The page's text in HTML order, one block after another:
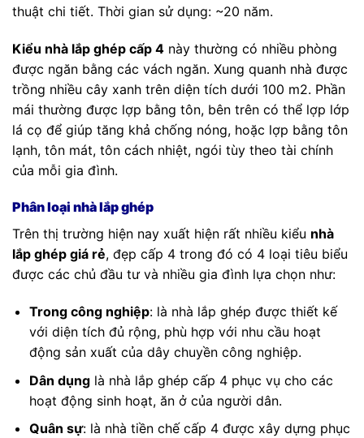
thuật chi tiết. Thời gian sử dụng: ~20 năm.
Kiểu nhà lắp ghép cấp 4 này thường có nhiều phòng
được ngăn bằng các vách ngăn. Xung quanh nhà được
trồng nhiều cây xanh trên diện tích dưới 100 m2. Phần
mái thường được lợp bằng tôn, bên trên có thể lợp lớp
lá cọ để giúp tăng khả chống nóng, hoặc lợp bằng tôn
lạnh, tôn mát, tôn cách nhiệt, ngói tùy theo tài chính
của mỗi gia đình.
Phân loại nhà lắp ghép
Trên thị trường hiện nay xuất hiện rất nhiều kiểu nhà
lắp ghép giá rẻ, đẹp cấp 4 trong đó có 4 loại tiêu biểu
được các chủ đầu tư và nhiều gia đình lựa chọn như:
Trong công nghiệp: là nhà lắp ghép được thiết kế
với diện tích đủ rộng, phù hợp với nhu cầu hoạt
động sản xuất của dây chuyền công nghiệp.
Dân dụnglà nhà lắp ghép cấp 4 phục vụ cho các
hoạt động sinh hoạt, ăn ở của người dân.
Quân sự: là nhà tiền chế cấp 4 được xây dựng phục